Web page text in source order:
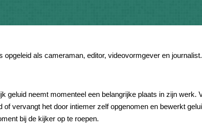
opgeleid als cameraman, editor, videovormgever en journalist.
geluid neemt momenteel een belangrijke plaats in zijn werk.
of vervangt het door intiemer zelf opgenomen en bewerkt
bij de kijker op te roepen.